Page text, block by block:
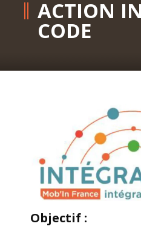
ACTION
CODE
Objectif :